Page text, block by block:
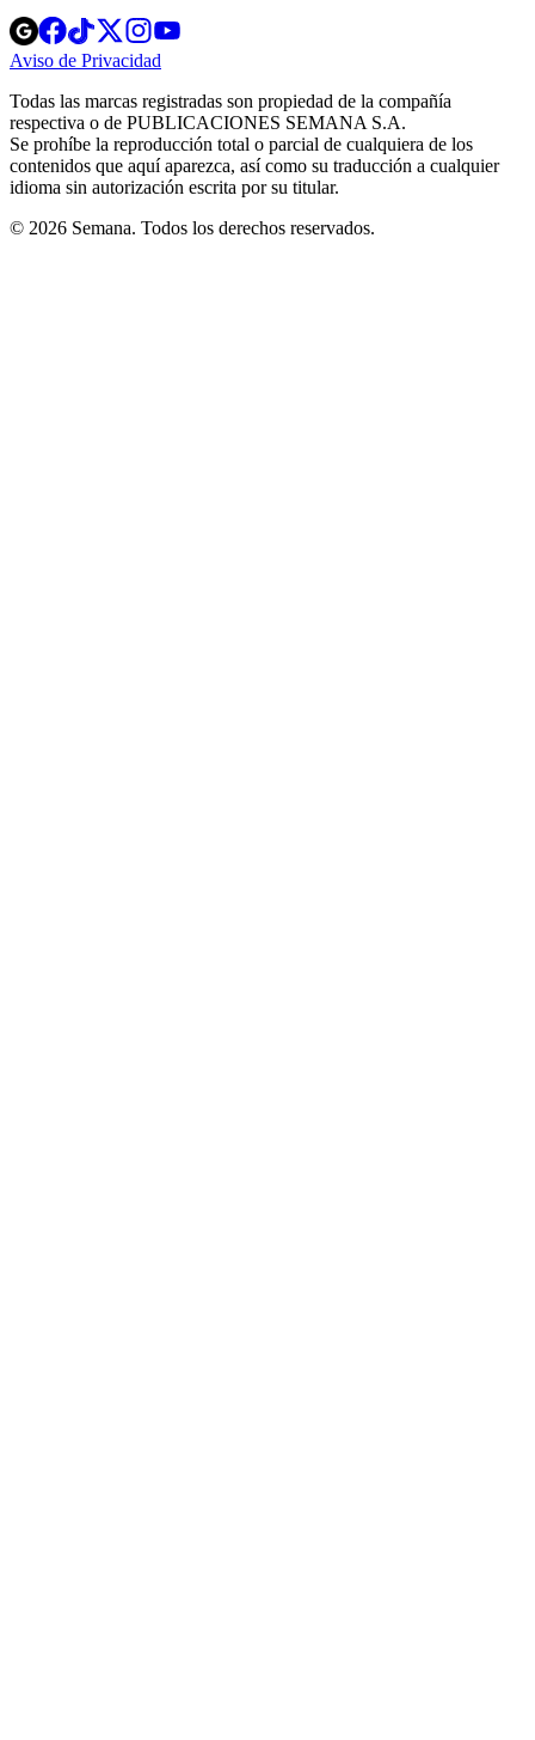
Opens
in
new
Opens
in
new
Opens
in
new
window
Opens
new
windowwindow
Aviso de Privacidad
new
window
Todas las marcas registradas son propiedad de la compañía
respectiva o de PUBLICACIONES SEMANA S.A.
Se prohíbe la reproducción total o parcial de cualquiera de los
contenidos que aquí aparezca, así como su traducción a cualquier
idioma sin autorización escrita por su titular.
© 2026 Semana. Todos los derechos reservados.